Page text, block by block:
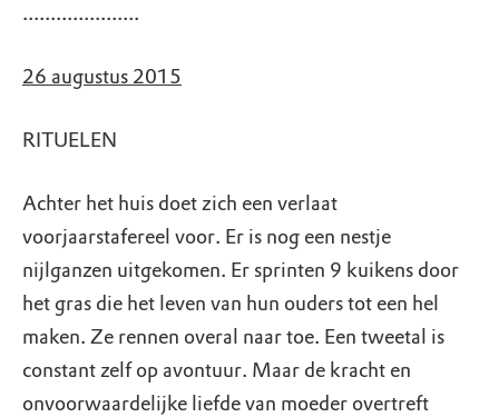
.....................
26 augustus 2015
RITUELEN
Achter het huis doet zich een verlaat
voorjaarstafereel voor. Er is nog een nestje
nijlganzen uitgekomen. Er sprinten 9 kuikens door
het gras die het leven van hun ouders tot een hel
maken. Ze rennen overal naar toe. Een tweetal is
constant zelf op avontuur. Maar de kracht en
onvoorwaardelijke liefde van moeder overtreft